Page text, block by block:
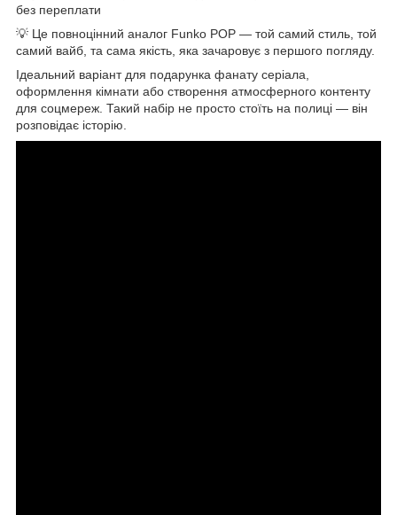
без переплати
💡 Це повноцінний аналог Funko POP — той самий стиль, той
самий вайб, та сама якість, яка зачаровує з першого погляду.
Ідеальний варіант для подарунка фанату серіала,
оформлення кімнати або створення атмосферного контенту
для соцмереж. Такий набір не просто стоїть на полиці — він
розповідає історію.